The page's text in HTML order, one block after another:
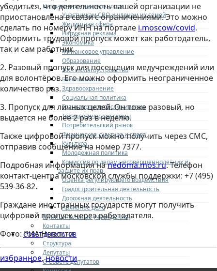
Направления деятельности
Участникам СВО и членам их семей
Жилищная сфера
Наружная реклама
Экономика
Финансовое управление
Образование
ЖКХ и благоустройство
Безопасность
Здравоохранение
Социальная политика
Транспортное обслуживание
Технологические схемы
Потребительский рынок
Физическая культура и спорт
Культура
Молодежная политика
Комиссия по делам несовершеннолетних и
защите их прав
Оценка регулирующего воздействия
Градостроительная деятельность
Дорожная деятельность
Архивное дело
Муниципальные учреждения
Контакты
СОВЕТ ДЕПУТАТОВ
Структура
Депутаты
О Совете депутатов
убедиться, что деятельность вашей организации не
приостановлена в связи с ограничениями. Это можно
сделать по номеру ИНН на портале i.moscow/covid.
Оформить трудовой пропуск может как работодатель,
так и сам работник.
2. Разовый пропуск для посещения медучреждений или
для волонтёров. Его можно оформить неограниченное
количество раз.
3. Пропуск для личных целей. Он тоже разовый, но
выдается не более 2 раз в неделю.
Также цифровой пропуск можно получить через СМС,
отправив сообщение на номер 7377.
Подробная информация наnedoma.mos.ru. Телефон
контакт-центра московской службы поддержки: +7 (495)
539-36-82.
Граждане иностранных государств могут получить
цифровой пропуск через работодателя.
Фото: РИА Новости
избранное,новости